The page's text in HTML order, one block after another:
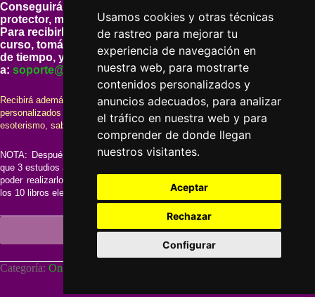
Usamos cookies y otras técnicas
de rastreo para mejorar tu
experiencia de navegación en
nuestra web, para mostrarte
contenidos personalizados y
anuncios adecuados, para analizar
el tráfico en nuestra web y para
comprender de donde llegan
nuestros visitantes.
Aceptar
Rechazar
Configurar
Conseguirá un
protector, más el carnet profesional correspondiente.
Para recibirlos tan solo tendrá que realizar la lectura del
curso, tomándose todo el tiempo que desee, sin limites
de tiempo, y cuando haya acabado enviarnos un email
a: soporte@cursos-esotericos.com
Recibirá además GRATIS con este pedido: 3 estudios astrológicos
personalizados a elegir en PDF, y 10 libros electrónicos sobre
esoterismo, sabiduría, etc.
NOTA: Después de que realice el pedido, le preguntaremos por email
que 3 estudios astrológicos gratis desea, y los datos de nacimiento para
poder realizarlos. Posteriormente se los enviaremos por email, junto a
los 10 libros electrónicos gratuitos.
Añadir al carrito
lCategoría: Online Idcea